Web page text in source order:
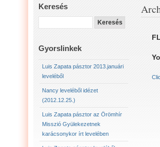
LUIS ZAPATA PÁSZTOR
LUIS ZAPATA PÁSZTOR
LUIS ZAPATA PÁSZTOR
LUIS ZAPATA PÁSZTOR AZ
2012.12.25. NANCY
Keresés
Gyorslinkek
Luis Zapata pásztor 2013.januári
leveléből
Nancy leveléből idézet
(2012.12.25.)
Luis Zapata pásztor az Örömhír
Misszió Gyülekezetnek
karácsonykor írt levelében